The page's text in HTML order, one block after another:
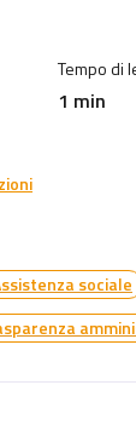
Tempo di
1 min
sociale